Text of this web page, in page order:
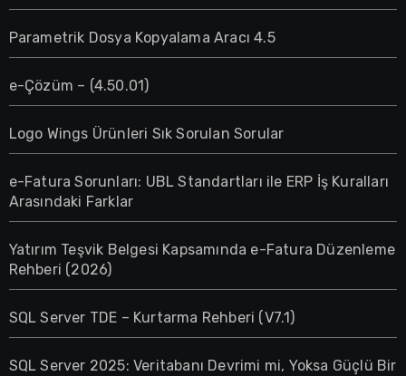
Parametrik Dosya Kopyalama Aracı 4.5
e-Çözüm – (4.50.01)
Logo Wings Ürünleri Sık Sorulan Sorular
e-Fatura Sorunları: UBL Standartları ile ERP İş Kuralları
Arasındaki Farklar
Yatırım Teşvik Belgesi Kapsamında e-Fatura Düzenleme
Rehberi (2026)
SQL Server TDE – Kurtarma Rehberi (V7.1)
SQL Server 2025: Veritabanı Devrimi mi, Yoksa Güçlü Bir